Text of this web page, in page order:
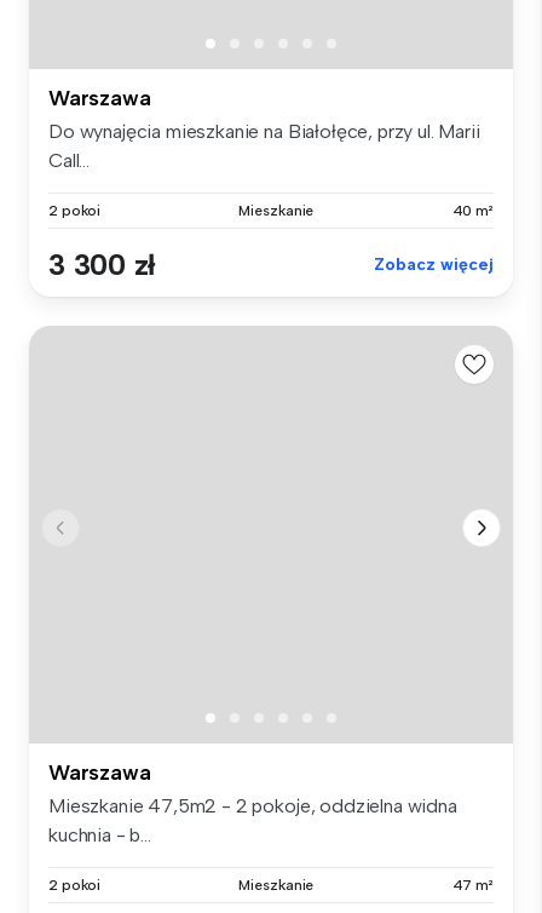
Warszawa
Do wynajęcia mieszkanie na Białołęce, przy ul. Marii
Call...
2 pokoi Mieszkanie 40 m²
3 300 zł Zobacz więcej
Warszawa
Mieszkanie 47,5m2 - 2 pokoje, oddzielna widna
kuchnia - b...
2 pokoi Mieszkanie 47 m²